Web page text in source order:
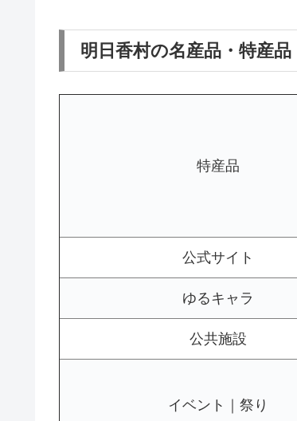
明日香村の名産品・特産品
特産品
公式サイト
ゆるキャラ
公共施設
イベント｜祭り